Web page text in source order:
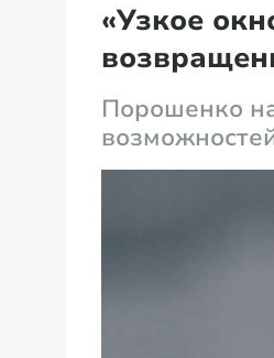
«Узкое
Порошенко